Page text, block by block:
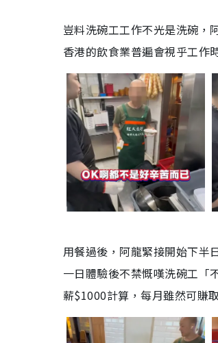
豈料洗碗工工作不光是洗碗，
香港的飲食業普遍會視乎工作
用餐過後，阿龍緊接開始下半
一日體驗後不禁慨嘆洗碗工「
薪$1000計算，每月雖然可賺